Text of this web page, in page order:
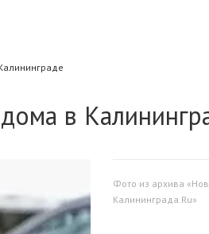
в
Фото из архива
Калининграда.Ru»